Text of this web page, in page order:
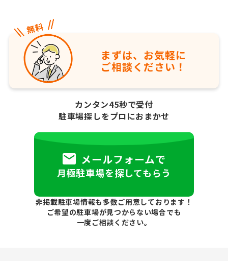
まずは、お気軽に
ご相談ください！
カンタン45秒で受付
駐車場探しをプロにおまかせ
メールフォームで
月極駐車場を探してもらう
非掲載駐車場情報も多数ご用意しております！
ご希望の駐車場が見つからない場合でも
一度ご相談ください。